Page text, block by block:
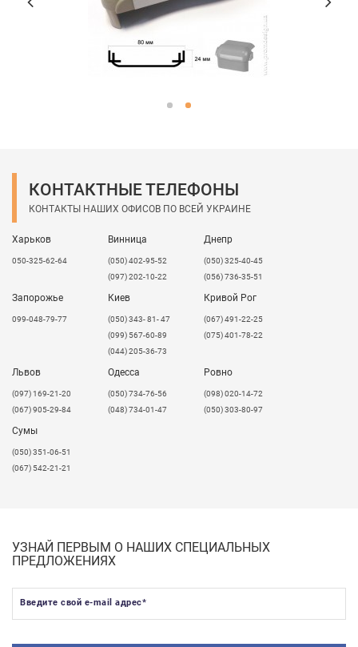
КОНТАКТНЫЕ ТЕЛЕФОНЫ
КОНТАКТЫ НАШИХ ОФИСОВ ПО ВСЕЙ УКРАИНЕ
Харьков
050-325-62-64
Винница
(050) 402-95-52
(097) 202-10-22
Днепр
(050) 325-40-45
(056) 736-35-51
Запорожье
099-048-79-77
Киев
(050) 343- 81- 47
(099) 567-60-89
(044) 205-36-73
Кривой Рог
(067) 491-22-25
(075) 401-78-22
Львов
​(097) 169-21-20
(067) 905-29-84
Одесса
(050) 734-76-56
(048) 734-01-47
Ровно
(098) 020-14-72
(050) 303-80-97
Сумы
(050) 351-06-51
(067) 542-21-21
УЗНАЙ ПЕРВЫМ О НАШИХ СПЕЦИАЛЬНЫХ
ПРЕДЛОЖЕНИЯХ
Введите свой e-mail адрес*